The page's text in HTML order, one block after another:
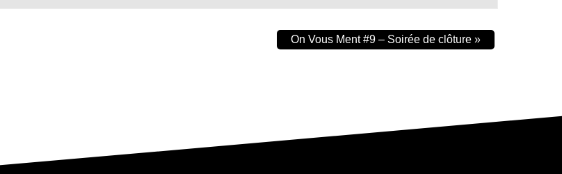
On Vous Ment #9 – Soirée de clôture »